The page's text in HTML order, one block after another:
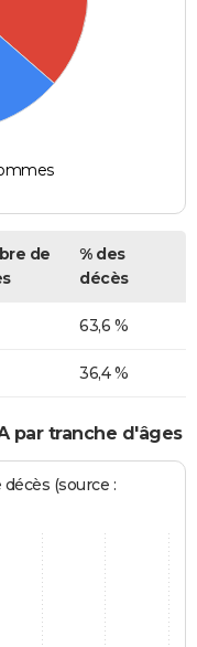
de
% des
décès
63,6 %
36,4 %
par tranche d'âges
(source :